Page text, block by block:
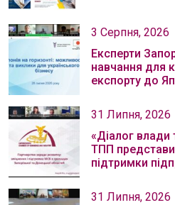
3 Серпня, 2026
Експерти
навчання для
експорту до
31 Липня, 2026
«Діалог влади
ТПП
підтримки
31 Липня, 2026